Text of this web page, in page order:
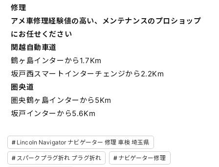
修理
アメ車修理経験値の高い、メンテナンスのプロショップ
にお任せください
関越自動車道
鶴ヶ島インターから1.7Km
坂戸西スマートインターチェンジから2.2Km
圏央道
圏央鶴ヶ島インターから5Km
坂戸インターから5.6Km
Lincoln Navigator ナビゲーター 修理 車検 埼玉県
スパークプラグ折れ プラグ折れ ナビゲーター修理